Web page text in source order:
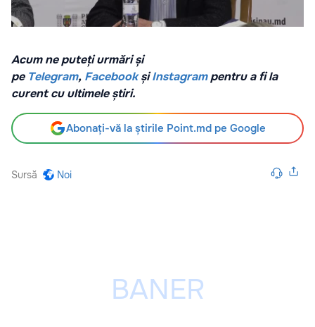
Acum ne puteți urmări și
pe Telegram, Facebook șiInstagrampentru a fi la
curent cu ultimele știri.
Abonați-vă la știrile Point.md pe Google
Sursă Noi